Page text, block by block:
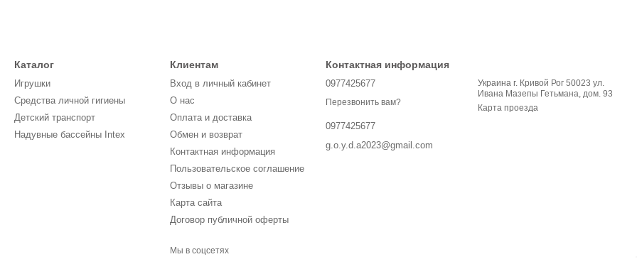
Каталог
Игрушки
Средства личной гигиены
Детский транспорт
Надувные бассейны Intex
Клиентам
Вход в личный кабинет
О нас
Оплата и доставка
Обмен и возврат
Контактная информация
Пользовательское соглашение
Отзывы о магазине
Карта сайта
Договор публичной оферты
Мы в соцсетях
Контактная информация
0977425677
Перезвонить вам?
0977425677
g.o.y.d.a2023@gmail.com
Украина г. Кривой Рог 50023 ул.
Ивана Мазепы Гетьмана, дом. 93
Карта проезда